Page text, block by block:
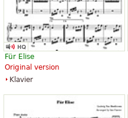
Symphony No. 5 in c minor,
Opus 67
11,75 €
Piano
Für Elise
Original version
Klavier